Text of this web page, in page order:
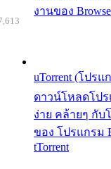
งานของ
uTorrent (โปร
ดาวน์โหลดโปร
ง่าย คล้ายๆ กับ
ของ โปรแกรม
tTorrent